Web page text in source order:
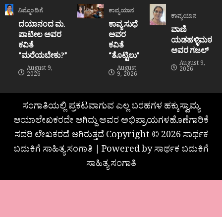
ನಿಮ್ಮೊಂದಿಗೆ
ದಯಾನಂದ ಮ.
ಪಾಟೀಲ ಅವರ
ಕವಿತೆ
“ಮರೆಯಬೇಕು?”
August 9,
2026
ಕಾವ್ಯಯಾನ
ಕಾವ್ಯ ಸುಧೆ
ಅವರ
ಕವಿತೆ
“ತೊಟ್ಟಿಲು”
August
9, 2026
ಕಾವ್ಯಯಾನ
ವಾಣಿ
ಯಡಹಳ್ಳಿಮಠ
ಅವರ ಗಜಲ್
August 9,
2026
ಸಂಗಾತಿಯಲ್ಲಿ ಪ್ರಕಟವಾಗುವ ಎಲ್ಲ ಬರಹಗಳ ಹಕ್ಕುಸ್ವಾಮ್ಯ
ಆಯಾಲೇಖಕರದೇ ಆಗಿದ್ದು ಅವರ ಅಭಿಪ್ರಾಯಗಳಹೊಣೆಗಾರಿಕೆ
ಸದರಿ ಲೇಖಕರದೆ ಆಗಿರುತ್ತದೆ Copyright © 2026 ಸಾರ್ಥಕ
ಬದುಕಿಗೆ ಸಾಹಿತ್ಯ ಸಂಗಾತಿ | Powered by ಸಾರ್ಥಕ ಬದುಕಿಗೆ
ಸಾಹಿತ್ಯ ಸಂಗಾತಿ